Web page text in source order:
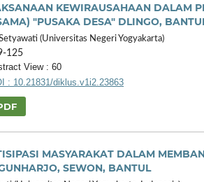
KEWIRAUSAHAAN DALAM
"PUSAKA DESA" DLINGO,
(Universitas Negeri Yogyakarta)
125
View : 60
: 10.21831/diklus.v1i2.23863
MASYARAKAT DALAM
SEWON, BANTUL